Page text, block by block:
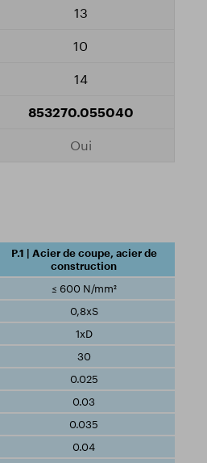
13
10
14
853270.055040
Oui
P.1 | Acier de coupe, acier de
construction
≤ 600 N/mm²
0,8xS
1xD
30
0.025
0.03
0.035
0.04